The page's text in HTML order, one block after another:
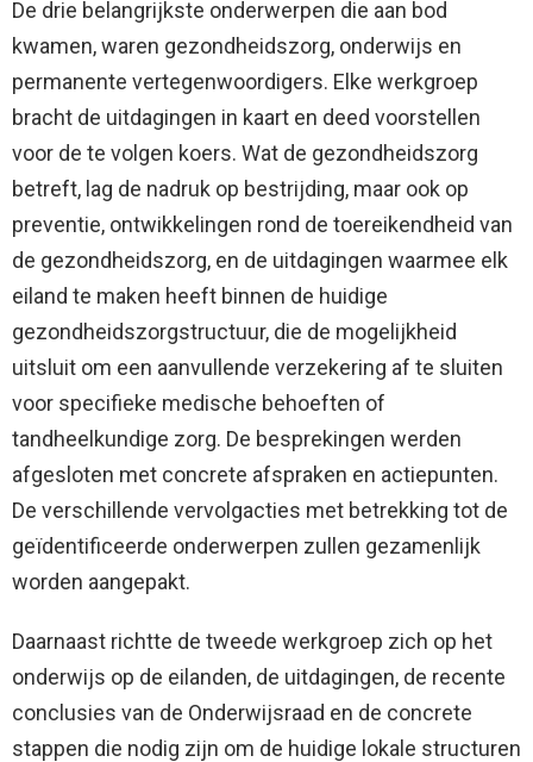
De drie belangrijkste onderwerpen die aan bod
kwamen, waren gezondheidszorg, onderwijs en
permanente vertegenwoordigers. Elke werkgroep
bracht de uitdagingen in kaart en deed voorstellen
voor de te volgen koers. Wat de gezondheidszorg
betreft, lag de nadruk op bestrijding, maar ook op
preventie, ontwikkelingen rond de toereikendheid van
de gezondheidszorg, en de uitdagingen waarmee elk
eiland te maken heeft binnen de huidige
gezondheidszorgstructuur, die de mogelijkheid
uitsluit om een aanvullende verzekering af te sluiten
voor specifieke medische behoeften of
tandheelkundige zorg. De besprekingen werden
afgesloten met concrete afspraken en actiepunten.
De verschillende vervolgacties met betrekking tot de
geïdentificeerde onderwerpen zullen gezamenlijk
worden aangepakt.
Daarnaast richtte de tweede werkgroep zich op het
onderwijs op de eilanden, de uitdagingen, de recente
conclusies van de Onderwijsraad en de concrete
stappen die nodig zijn om de huidige lokale structuren